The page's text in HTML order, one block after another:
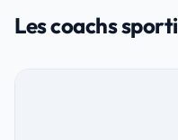
Les coachs